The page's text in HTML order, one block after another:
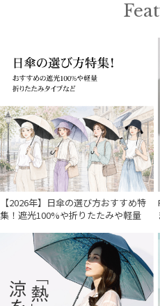
【2026年】日傘の選び方おすすめ特
集！遮光100%や折りたたみや軽量